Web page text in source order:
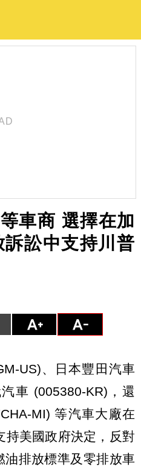
車商 選擇在加
訟中支持川普
US)、日本豐田汽車
車 (005380-KR)，還
MI) 等汽車大廠在
持美國政府決定，反對
油排放標準及零排放車